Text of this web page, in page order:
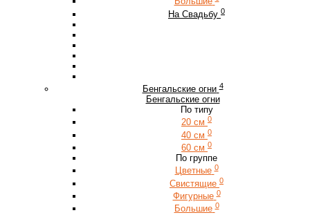
На Свадьбу 0
Бенгальские огни 4
Бенгальские огни
По типу
20 см 0
40 см 0
60 см 0
По группе
Цветные 0
Свистящие 0
Фигурные 0
Большие 0